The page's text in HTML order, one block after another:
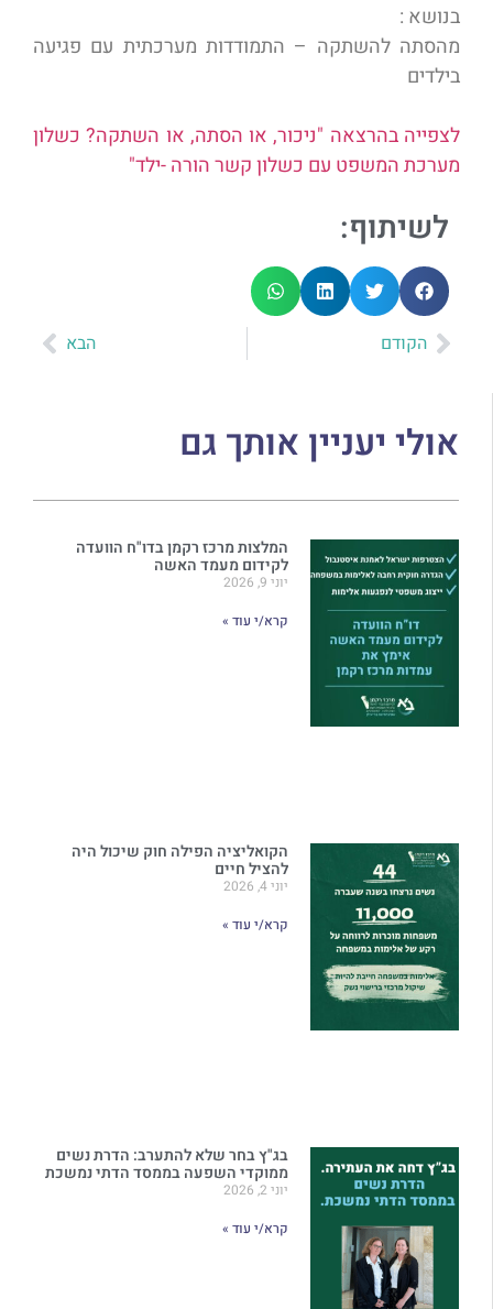
בנושא :
מהסתה להשתקה – התמודדות מערכתית עם פגיעה
בילדים
לצפייה בהרצאה "ניכור, או הסתה, או השתקה? כשלון
מערכת המשפט עם כשלון קשר הורה -ילד"
לשיתוף:
הקודם הבא
אולי יעניין אותך גם
המלצות מרכז רקמן בדו"ח הוועדה
לקידום מעמד האשה
יוני 9, 2026
קרא/י עוד »
הקואליציה הפילה חוק שיכול היה
להציל חיים
יוני 4, 2026
קרא/י עוד »
בג"ץ בחר שלא להתערב: הדרת נשים
ממוקדי השפעה בממסד הדתי נמשכת
יוני 2, 2026
קרא/י עוד »